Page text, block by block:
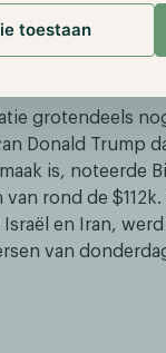
toestaan
verminderen van
er stond
grotendeels
Donald Trump
is, noteerde
rond de
en Iran,
van